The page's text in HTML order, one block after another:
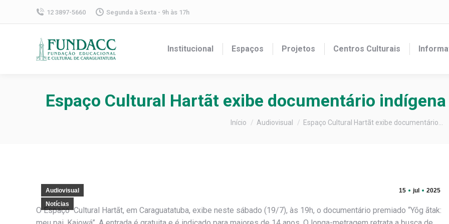
12 3897-5660 Segunda à Sexta - 9h às 17h
Institucional Espaços Projetos Centros Culturais
Espaço Cultural Hartãt exibe documentário
Você está aqui:
Início Audiovisual Espaço Cultural Hartãt exibe documentário…
15 jul 2025
Audiovisual
Notícias
O Espaço Cultural Hartãt, em Caraguatatuba, exibe neste sábado (19/7), às 19h, o documentário premiado “Yõg ãtak: